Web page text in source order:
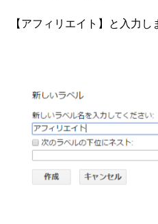
【アフィリエイト】と入力し